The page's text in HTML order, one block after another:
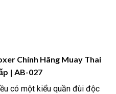
Chính Hãng Muay Thai
| AB-027
có một kiểu quần đùi độc